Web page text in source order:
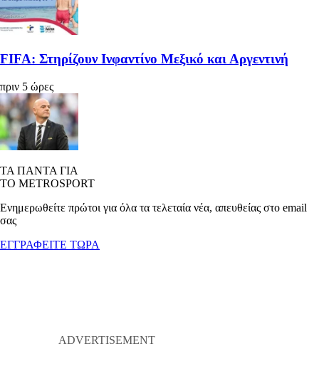
FIFA: Στηρίζουν Ινφαντίνο Μεξικό και Αργεντινή
πριν 5 ώρες
ΤΑ ΠΑΝΤΑ ΓΙΑ
ΤΟ METROSPORT
Ενημερωθείτε πρώτοι για όλα τα τελεταία νέα, απευθείας στο email
σας
ΕΓΓΡΑΦΕΙΤΕ ΤΩΡΑ